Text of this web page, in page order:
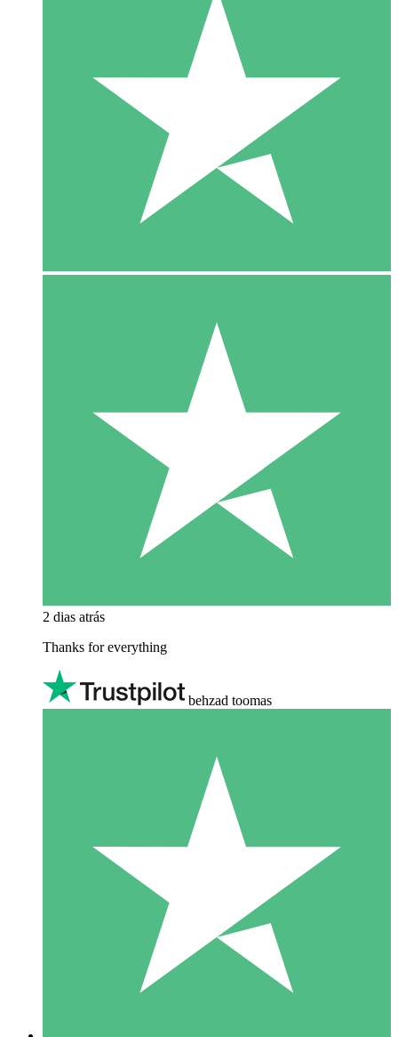
2 dias atrás
Thanks for everything
behzad toomas